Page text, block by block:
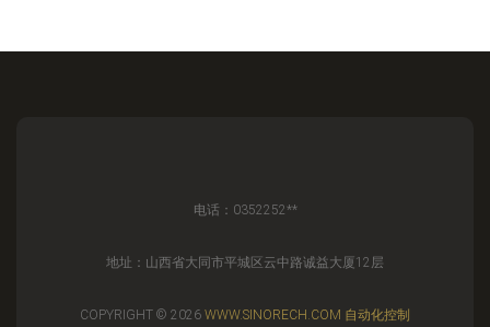
电话：0352252**
地址：山西省大同市平城区云中路诚益大厦12层
COPYRIGHT © 2026 WWW.SINORECH.COM 自动化控制